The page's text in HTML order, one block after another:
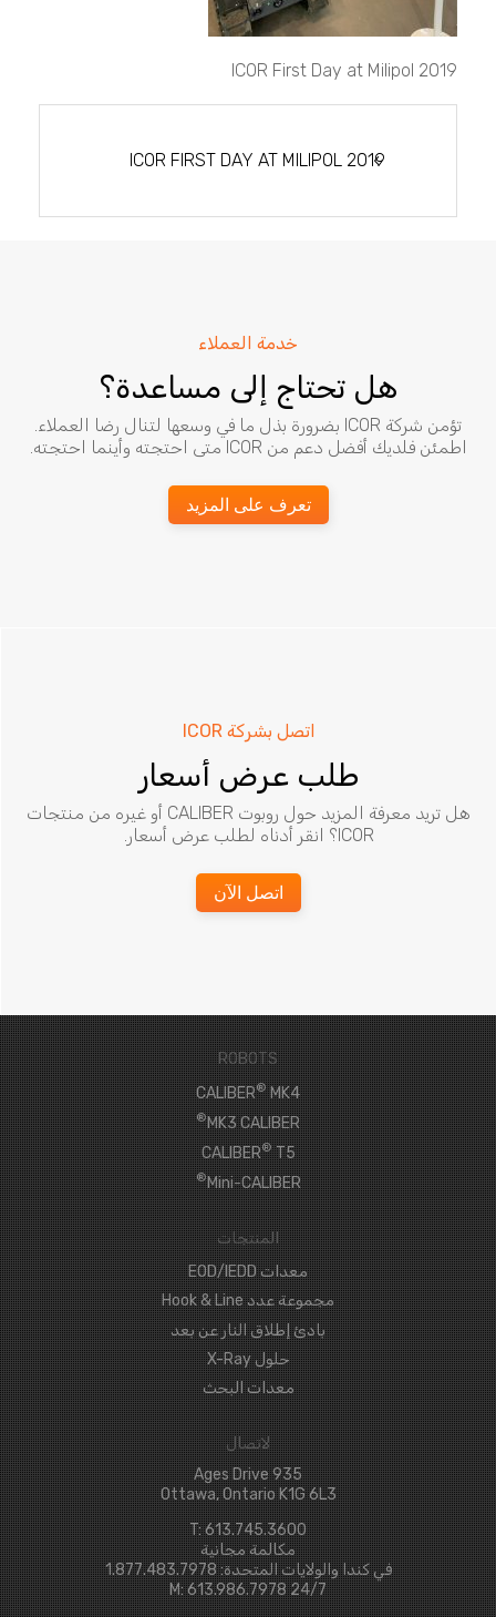
ICOR First Day at Milipol 2019
المقالاتICOR FIRST DAY AT MILIPOL 2019
خدمة العملاء
هل تحتاج إلى مساعدة؟
تؤمن شركة ICOR بضرورة بذل ما في وسعها لتنال رضا العملاء.
اطمئن فلديك أفضل دعم من ICOR متى احتجته وأينما احتجته.
تعرف على المزيد
اتصل بشركة ICOR
طلب عرض أسعار
هل تريد معرفة المزيد حول روبوت CALIBER أو غيره من منتجات
ICOR؟ انقر أدناه لطلب عرض أسعار.
اتصل الآن
ROBOTS
CALIBER®MK4
MK3 CALIBER
®
CALIBER®T5
Mini-CALIBER
®
المنتجات
معدات EOD/IEDD
مجموعة عدد Hook & Line
بادئ إطلاق النار عن بعد
حلول X-Ray
معدات البحث
لاتصال
935 Ages Drive
Ottawa, Ontario K1G 6L3
T: 613.745.3600
مكالمة مجانية
في كندا والولايات المتحدة: 1.877.483.7978
24/7 M: 613.986.7978